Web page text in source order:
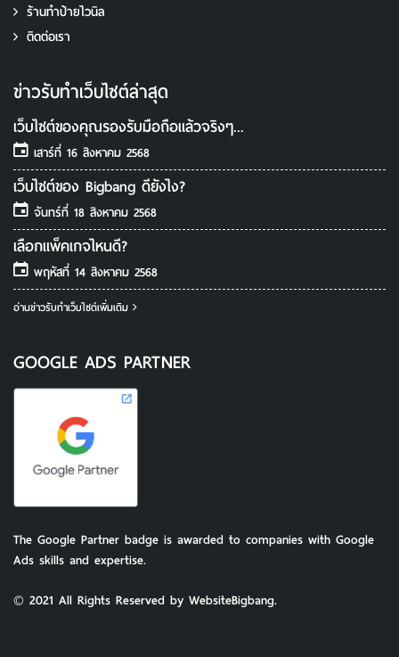
เสาร์ที่ 16 สิงหาคม 2568
เว็บไซต์ของ Bigbang ดียังไง?
เลือกแพ็คเกจไหนดี?
พฤหัสที่ 14 สิงหาคม 2568
อ่านข่าวรับทําเว็บไซต์เพิ่มเติม
GOOGLE ADS PARTNER
The Google Partner badge is awarded to companies with Google
Ads skills and expertise.
© 2021 All Rights Reserved by WebsiteBigbang.
© 2026 All Rights Reserved by WebsiteBigbang